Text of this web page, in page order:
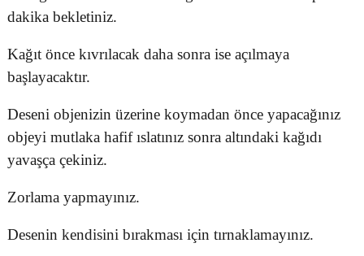
dakika bekletiniz.
Kağıt önce kıvrılacak daha sonra ise açılmaya
başlayacaktır.
Deseni objenizin üzerine koymadan önce yapacağınız
objeyi mutlaka hafif ıslatınız sonra altındaki kağıdı
yavaşça çekiniz.
Zorlama yapmayınız.
Desenin kendisini bırakması için tırnaklamayınız.